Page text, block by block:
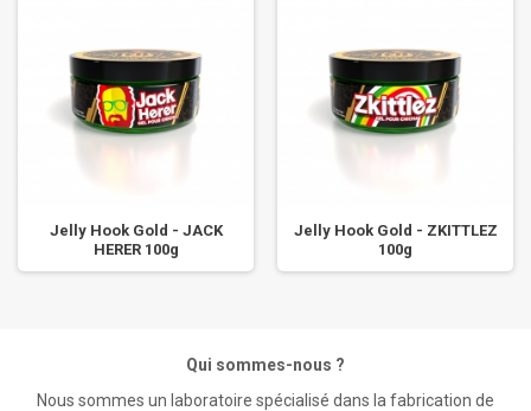
Jelly Hook Gold - JACK
HERER 100g
Jelly Hook Gold - ZKITTLEZ
100g
Qui sommes-nous ?
Nous sommes un laboratoire spécialisé dans la fabrication de